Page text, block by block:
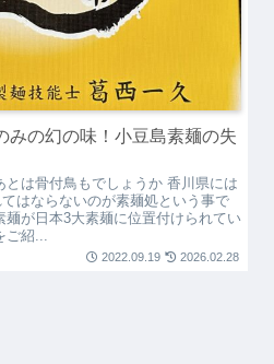
みの幻の味！小豆島素麺の失
は骨付鳥もでしょうか 香川県には
はならないのが素麺処という事で
が日本3大素麺に位置付けられてい
ご紹...
2022.09.19 2026.02.28